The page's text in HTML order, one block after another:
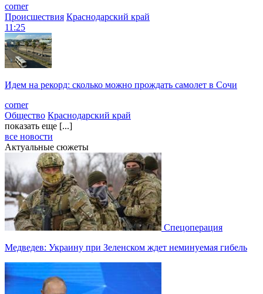
corner
Происшествия Краснодарский край
11:25
Идем на рекорд: сколько можно прождать самолет в Сочи
corner
Общество Краснодарский край
показать еще [...]
все новости
Актуальные сюжеты
Спецоперация
Медведев: Украину при Зеленском ждет неминуемая гибель